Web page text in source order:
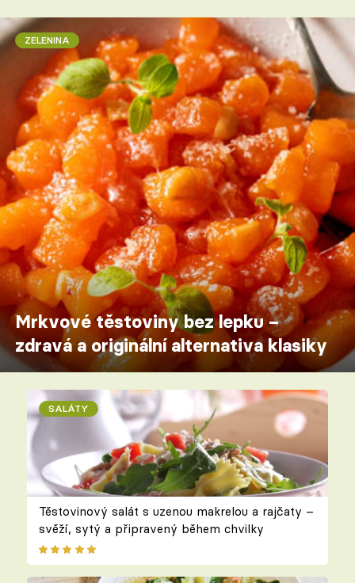
ZELENINA
Mrkvové těstoviny bez lepku –
zdravá a originální alternativa klasiky
SALÁTY
Těstovinový salát s uzenou makrelou a rajčaty –
svěží, sytý a připravený během chvilky